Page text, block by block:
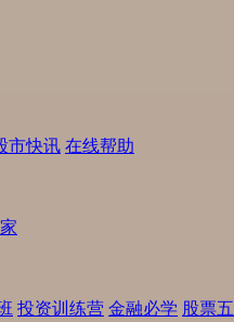
市快讯 在线帮助
投资训练营 金融必学 股票